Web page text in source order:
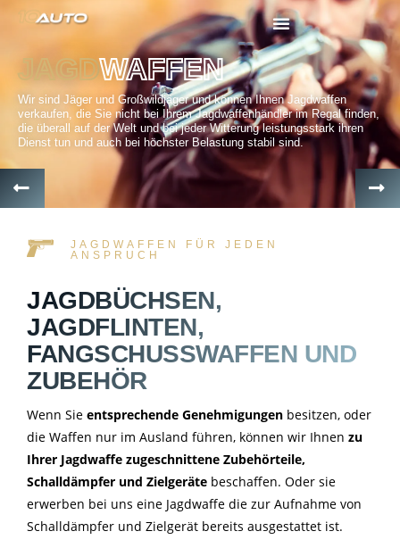
JAGDWAFFEN
Wir sind Jäger und Großwildjäger und können Ihnen Jagdwaffen
verkaufen, die Sie nicht bei Ihrem Jagdwaffenhändler im Regal finden,
die überall auf der Welt und bei jeder Witterung leistungsstark ihren
Dienst tun und auch bei höchster Belastung stabil sind.
JAGDWAFFEN FÜR JEDEN
ANSPRUCH
JAGDBÜCHSEN,
JAGDFLINTEN,
FANGSCHUSSWAFFEN UND Z
UBEHÖR
Wenn Sie entsprechende Genehmigungen besitzen, oder
die Waffen nur im Ausland führen, können wir Ihnen zu
Ihrer Jagdwaffe zugeschnittene Zubehörteile,
Schalldämpfer und Zielgeräte beschaffen. Oder sie
erwerben bei uns eine Jagdwaffe die zur Aufnahme von
Schalldämpfer und Zielgerät bereits ausgestattet ist.